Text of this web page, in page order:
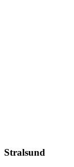
Stralsund